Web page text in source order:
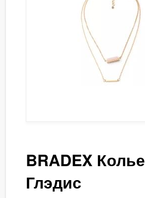
BRADEX Колье
Глэдис